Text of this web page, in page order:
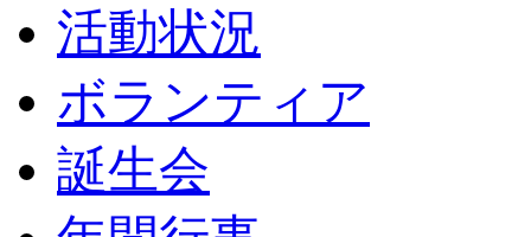
活動状況
ボランティア
誕生会